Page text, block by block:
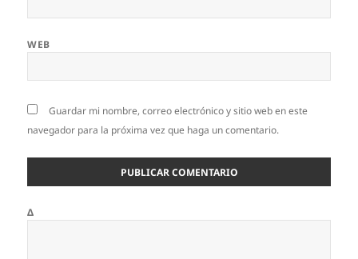
WEB
Guardar mi nombre, correo electrónico y sitio web en este
navegador para la próxima vez que haga un comentario.
Δ